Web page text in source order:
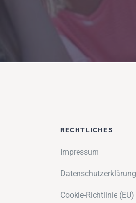
RECHTLICHES
Impressum
Datenschutzerklärung
Cookie-Richtlinie (EU)